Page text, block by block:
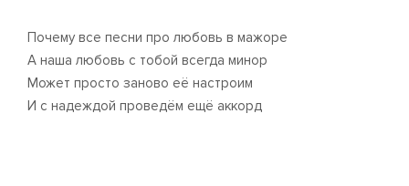
Почему все песни про любовь в мажоре
А наша любовь с тобой всегда минор
Может просто заново её настроим
И с надеждой проведём ещё аккорд